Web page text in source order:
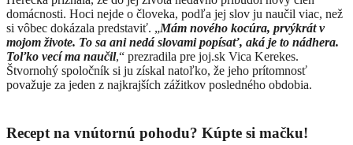
domácnosti. Hoci nejde o človeka, podľa jej slov ju naučil viac, než
si vôbec dokázala predstaviť. „Mám nového kocúra, prvýkrát v
mojom živote. To sa ani nedá slovami popísať, aká je to nádhera.
Toľko vecí ma naučil,“ prezradila pre joj.sk Vica Kerekes.
Štvornohý spoločník si ju získal natoľko, že jeho prítomnosť
považuje za jeden z najkrajších zážitkov posledného obdobia.
Recept na vnútornú pohodu? Kúpte si mačku!